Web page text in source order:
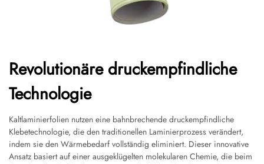
Revolutionäre druckempfindliche
Technologie
Kaltlaminierfolien nutzen eine bahnbrechende druckempfindliche
Klebetechnologie, die den traditionellen Laminierprozess verändert,
indem sie den Wärmebedarf vollständig eliminiert. Dieser innovative
Ansatz basiert auf einer ausgeklügelten molekularen Chemie, die beim